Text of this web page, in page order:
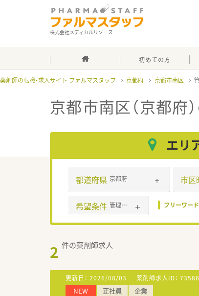
株式会社メディカルリソース
初めての方
薬剤師の転職・求人サイト ファルマスタッフ 京都府 京都市南区
京都市南区（京都府
エリ
都道府県 京都府 市区
希望条件 管理薬剤師 フリーワード
2 件の薬剤師求人
更新日： 2026/08/03 薬剤師求人ID：
NEW 正社員 企業